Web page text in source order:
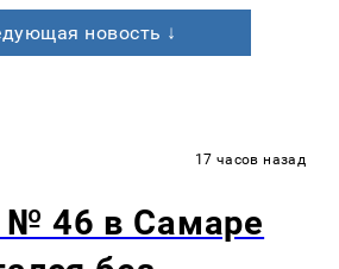
новость ↓
17 часов назад
46 в Самаре